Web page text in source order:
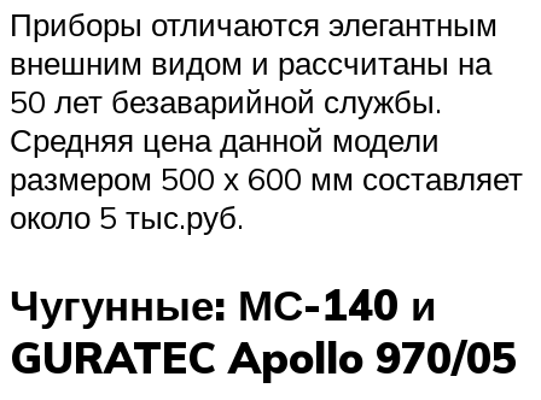
Приборы отличаются элегантным
внешним видом и рассчитаны на
50 лет безаварийной службы.
Средняя цена данной модели
размером 500 х 600 мм составляет
около 5 тыс.руб.
Чугунные: МС-140 и
GURATEC Apollo 970/05